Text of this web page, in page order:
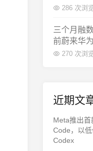
首个能端到
编程模型
286 次浏
三个月融
前蔚来华
员联手创立
270 次浏
近期文
Meta推出首
Code，以
Codex